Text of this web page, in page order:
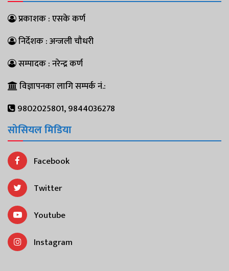
प्रकाशक : एसके कर्ण
निर्देशक : अन्जली चौधरी
सम्पादक : नरेन्द्र कर्ण
विज्ञापनका लागि सम्पर्क नं.:
9802025801, 9844036278
सोसियल मिडिया
Facebook
Twitter
Youtube
Instagram